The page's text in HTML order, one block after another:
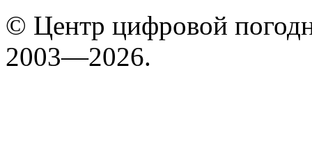
© Центр цифровой
2003—2026.